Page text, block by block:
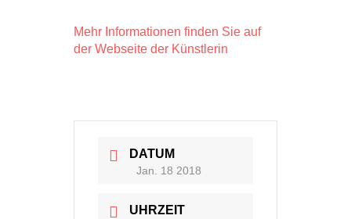
Mehr Informationen finden Sie auf
der Webseite der Künstlerin
DATUM
Jan. 18 2018
UHRZEIT